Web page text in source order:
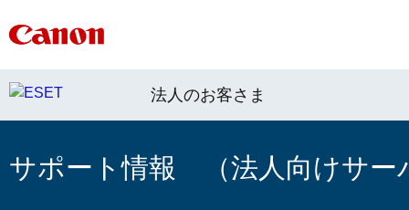
法人のお客さま
サポート情報 （法人向けサー